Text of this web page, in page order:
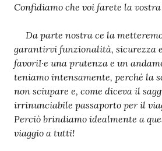
Confidiamo che voi farete la
Da parte nostra ce la
garantirvi funzionalità, sicurezza
favoriI·e una prutenza e un
teniamo intensamente, perché la
non sciupare e, come diceva il
irrinunciabile passaporto per il
Perciò brindiamo idealmente a
viaggio a tutti!